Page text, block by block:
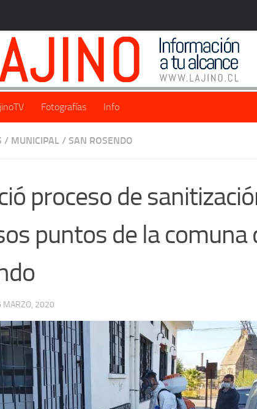
Fotografías Info
/ MUNICIPAL / SAN ROSENDO
proceso de
puntos de la comuna
MARZO, 2020